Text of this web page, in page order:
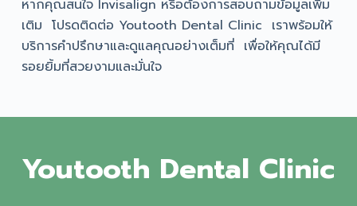
หากคุณสนใจ Invisalign หรือต้องการสอบถามข้อมูลเพิ่ม
เติม โปรดติดต่อ Youtooth Dental Clinic เราพร้อมให้
บริการคำปรึกษาและดูแลคุณอย่างเต็มที่ เพื่อให้คุณได้มี
รอยยิ้มที่สวยงามและมั่นใจ
Youtooth Dental Clinic